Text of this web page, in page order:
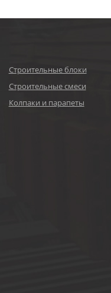
Строительные блоки
Строительные смеси
Колпаки и парапеты